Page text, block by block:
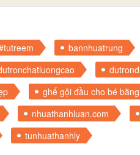
bannhuatrung
ghế gội đầu cho bé
nhuathanhluan.com
tunhuathanhly